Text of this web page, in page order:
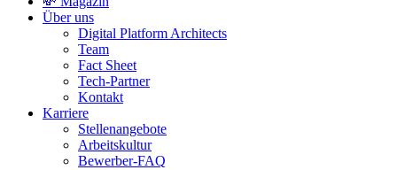
Über uns
Digital Platform Architects
Team
Fact Sheet
Tech-Partner
Kontakt
Karriere
Stellenangebote
Arbeitskultur
Bewerber-FAQ